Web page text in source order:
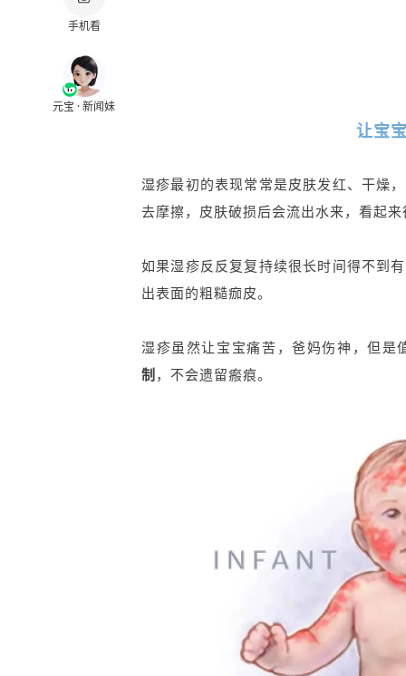
手机看
元宝 · 新闻妹
让宝
湿疹最初的表现常常是皮肤发红、干燥
去摩擦，皮肤破损后会流出水来，看起
如果湿疹反反复复持续很长时间得不到
出表面的粗糙痂皮。
湿疹虽然让宝宝痛苦，爸妈伤神，但是
制，不会遗留瘢痕。